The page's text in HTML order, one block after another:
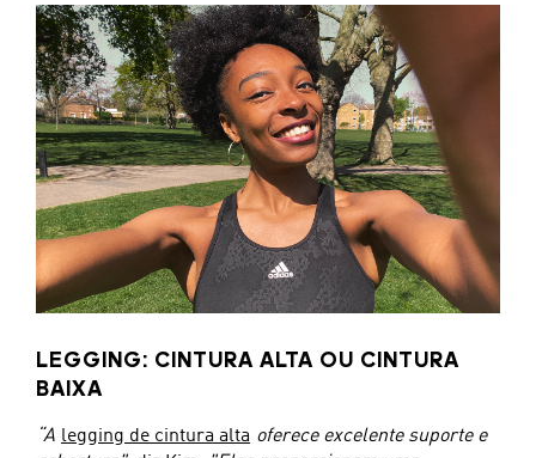
LEGGING: CINTURA ALTA OU CINTURA
BAIXA
“A legging de cintura alta oferece excelente suporte e